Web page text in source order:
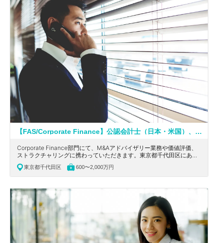
【FAS/Corporate Finance】公認会計士（日本・米国）、税理士歓迎！英語を活かせる！ワンストップでソリューションを提供している大手会計系コンサルティングファーム
Corporate Finance部門にて、M&Aアドバイザリー業務や価値評価、
ストラクチャリングに携わっていただきます。東京都千代田区にあ
る、ワンストップで統合的にソリューションを提供している大手会計
系コンサルティングファームの求人です。
東京都千代田区 600〜2,000万円